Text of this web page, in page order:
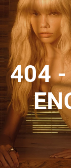
404 -